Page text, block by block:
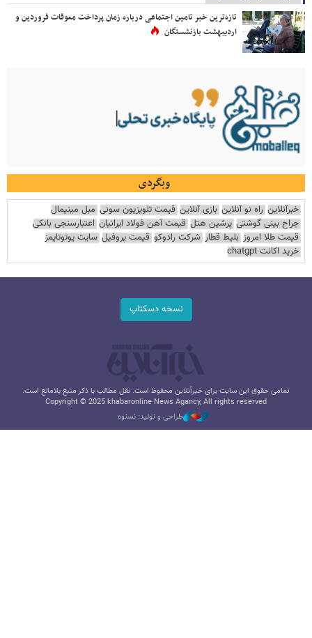
تازه‌ترین خبر تامین اجتماعی درباره زمان پرداخت معوقات فروردین و
اردیبهشت بازنشستگان
وبگردی
خبرآنلاین راه نو آنلاین بازی آنلاین قیمت تلویزیون سونی مبل مینیمال
جراح بینی گوشتی پرشین هتل قیمت آهن فولاد ایرانیان اعتبارسنجی بانکی
قیمت طلا امروز بلیط قطار شرکت رادوکو قیمت پروفیل سایت یوتوتایمز
خرید اکانت chatgpt
نسخه دسکتاپ
تمامی حقوق این سایت برای خبرآنلاین محفوظ است. نقل مطالب با ذکر منبع بلامانع است.
Copyright © 2025 khabaronline News Agancy, All rights reserved
طراحی و تولید: نستوه